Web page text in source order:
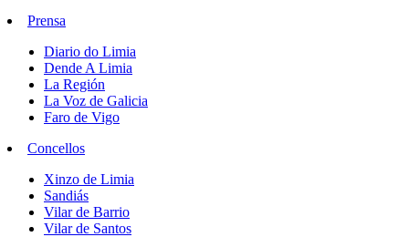
Prensa
Diario do Limia
Dende A Limia
La Región
La Voz de Galicia
Faro de Vigo
Concellos
Xinzo de Limia
Sandiás
Vilar de Barrio
Vilar de Santos